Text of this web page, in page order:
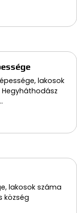
lakosok
lakosok száma
község